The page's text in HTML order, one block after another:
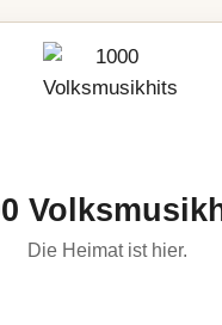
Die Heimat ist hier.